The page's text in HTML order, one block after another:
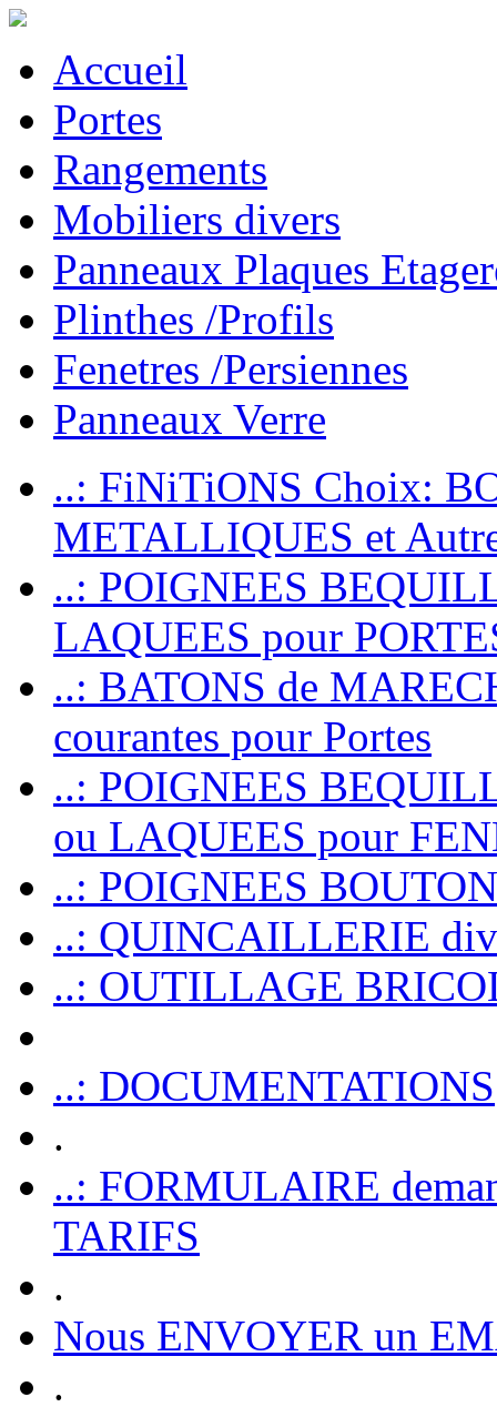
Accueil
Portes
Rangements
Mobiliers divers
Panneaux Plaques
Plinthes /Profils
Fenetres /Persiennes
Panneaux Verre
..: FiNiTiONS Choix:
METALLIQUES et
..: POIGNEES
LAQUEES pour
..: BATONS de
courantes pour Portes
..: POIGNEES
ou LAQUEES pour
..: POIGNEES
..: QUINCAILLERIE
..: OUTILLAGE
..: DOCUMENTATIONS
.
..: FORMULAIRE
TARIFS
.
Nous ENVOYER un
.